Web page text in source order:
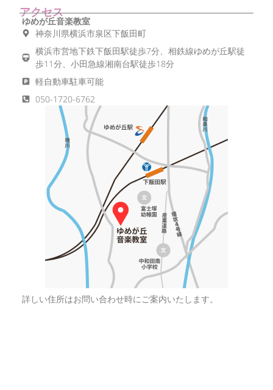
アクセス
ゆめが丘音楽教室
神奈川県横浜市泉区下飯田町
横浜市営地下鉄下飯田駅徒歩7分、相鉄線ゆめが丘駅徒
歩11分、小田急線湘南台駅徒歩18分
軽自動車駐車可能
050-1720-6762
詳しい住所はお問い合わせ時にご案内いたします。